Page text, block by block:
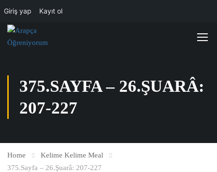
Giriş yap Kayıt ol
375.SAYFA – 26.ŞUARÂ:
207-227
Home
Kelime Kelime Meal
375.Sayfa – 26.Şuarâ: 207-227